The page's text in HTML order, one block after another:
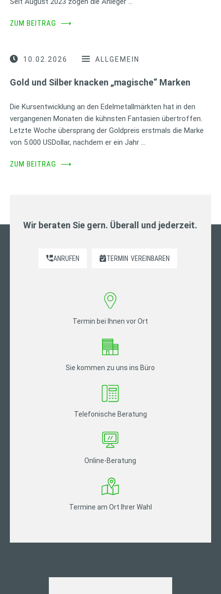
ZUM BEITRAG ⟶
10.02.2026 ALLGEMEIN
Gold und Silber knacken „magische“ Marken
Die Kursentwicklung an den Edelmetallmärkten hat in den
vergangenen Monaten die kühnsten Fantasien übertroffen.
Letzte Woche übersprang der Goldpreis erstmals die Marke
von 5.000 USDollar, nachdem er ein Jahr …
ZUM BEITRAG ⟶
Wir beraten Sie gern. Überall und jederzeit.
ANRUFEN TERMIN VEREINBAREN
Termin bei Ihnen vor Ort
Sie kommen zu uns ins Büro
Telefonische Beratung
Online-Beratung
Termine am Ort Ihrer Wahl